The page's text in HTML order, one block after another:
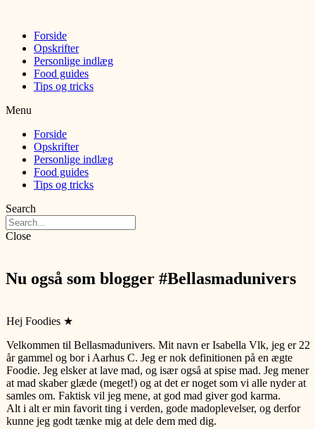
Forside
Opskrifter
Personlige indlæg
Food guides
Tips og tricks
Menu
Forside
Opskrifter
Personlige indlæg
Food guides
Tips og tricks
Search
Close
Nu også som blogger #Bellasmadunivers
Hej Foodies ★
Velkommen til Bellasmadunivers. Mit navn er Isabella Vlk, jeg er 22
år gammel og bor i Aarhus C. Jeg er nok definitionen på en ægte
Foodie. Jeg elsker at lave mad, og især også at spise mad. Jeg mener
at mad skaber glæde (meget!) og at det er noget som vi alle nyder at
samles om. Faktisk vil jeg mene, at god mad giver god karma.
Alt i alt er min favorit ting i verden, gode madoplevelser, og derfor
kunne jeg godt tænke mig at dele dem med dig.